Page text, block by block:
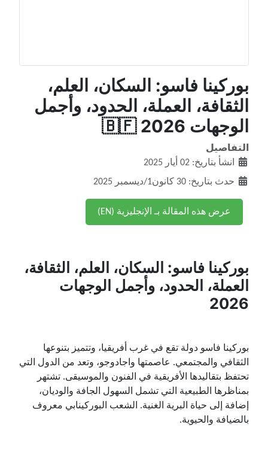
بوركينا فاسو: السكان، العلم،
الثقافة، العملة، الحدود، وأجمل
الوجهات 2026 🇧🇫
التفاصيل
انشأ بتاريخ: 02 أيار 2025
حدث بتاريخ: 30 كانون1/ديسمبر 2025
عرض هذه المقالة بـ الإنجليزية (EN)
بوركينا فاسو: السكان، العلم، الثقافة،
العملة، الحدود، وأجمل الوجهات
2026
بوركينا فاسو دولة تقع في غرب أفريقيا، وتتميز بتنوعها
الثقافي والمجتمعي. عاصمتها واجادوجو، وتعد من الدول التي
تحتفظ بتقاليدها الأفريقية في الفنون والموسيقى. تشتهر
بمناظرها الطبيعية التي تشمل السهول الجافة والوديان،
إضافة إلى حياة البرية الغنية. الشعب البوركينابي معروف
بالضيافة والحيوية.